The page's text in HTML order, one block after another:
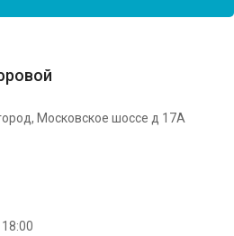
Московское шоссе д 17А